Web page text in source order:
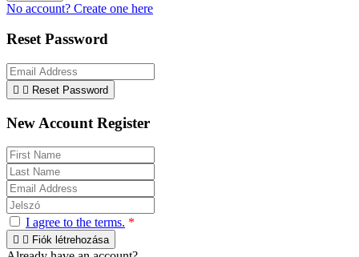
No account? Create one here
Reset Password
  Reset Password
New Account Register
I agree to the terms. *
  Fiók létrehozása